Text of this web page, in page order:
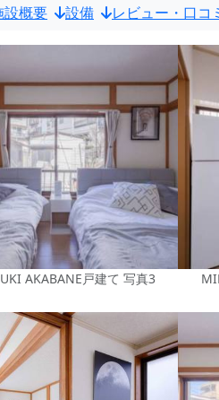
設概要 設備 レビュー・口コ
AKABANE戸建て 写真3